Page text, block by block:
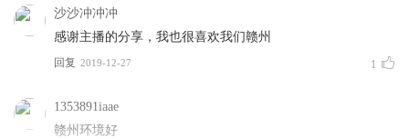
沙沙冲冲冲
感谢主播的分享，我也很喜欢我们赣州
回复 2019-12-27 1
1353891iaae
赣州环境好